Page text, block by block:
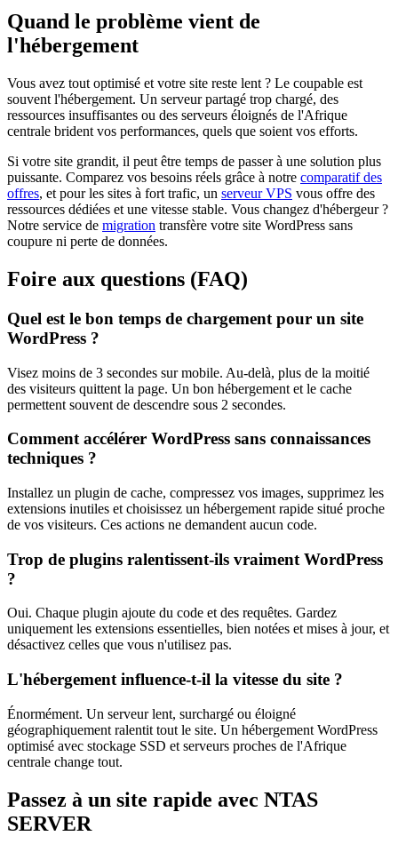
Quand le problème vient de
l'hébergement
Vous avez tout optimisé et votre site reste lent ? Le coupable est
souvent l'hébergement. Un serveur partagé trop chargé, des
ressources insuffisantes ou des serveurs éloignés de l'Afrique
centrale brident vos performances, quels que soient vos efforts.
Si votre site grandit, il peut être temps de passer à une solution plus
puissante. Comparez vos besoins réels grâce à notre comparatif des
offres, et pour les sites à fort trafic, un serveur VPS vous offre des
ressources dédiées et une vitesse stable. Vous changez d'hébergeur ?
Notre service de migration transfère votre site WordPress sans
coupure ni perte de données.
Foire aux questions (FAQ)
Quel est le bon temps de chargement pour un site
WordPress ?
Visez moins de 3 secondes sur mobile. Au-delà, plus de la moitié
des visiteurs quittent la page. Un bon hébergement et le cache
permettent souvent de descendre sous 2 secondes.
Comment accélérer WordPress sans connaissances
techniques ?
Installez un plugin de cache, compressez vos images, supprimez les
extensions inutiles et choisissez un hébergement rapide situé proche
de vos visiteurs. Ces actions ne demandent aucun code.
Trop de plugins ralentissent-ils vraiment WordPress
?
Oui. Chaque plugin ajoute du code et des requêtes. Gardez
uniquement les extensions essentielles, bien notées et mises à jour, et
désactivez celles que vous n'utilisez pas.
L'hébergement influence-t-il la vitesse du site ?
Énormément. Un serveur lent, surchargé ou éloigné
géographiquement ralentit tout le site. Un hébergement WordPress
optimisé avec stockage SSD et serveurs proches de l'Afrique
centrale change tout.
Passez à un site rapide avec NTAS
SERVER